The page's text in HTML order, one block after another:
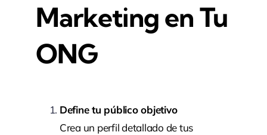
Marketing en Tu
ONG
Define tu público objetivo
Crea un perfil detallado de tus